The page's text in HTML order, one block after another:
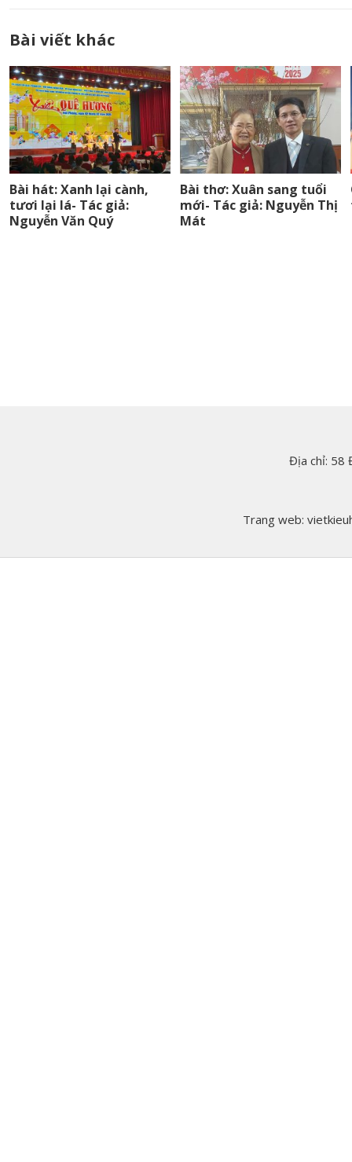
Bài viết khác
Bài hát: Xanh lại cành,
tươi lại lá- Tác giả:
Nguyễn Văn Quý
Bài thơ: Xuân sang tuổi
mới- Tác giả: Nguyễn Thị
Mát
Địa chỉ: 58
Trang web: